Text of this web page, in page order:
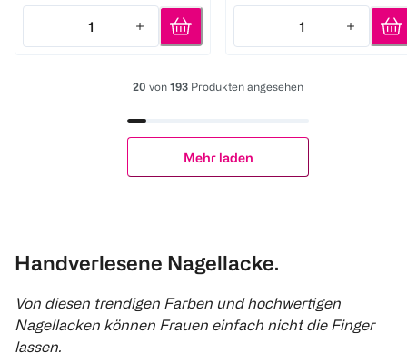
1
Quantity: 1
1
Quantity: 1
20 von 193 Produkten angesehen
Mehr laden
Handverlesene Nagellacke.
Von diesen trendigen Farben und hochwertigen
Nagellacken können Frauen einfach nicht die Finger
lassen.